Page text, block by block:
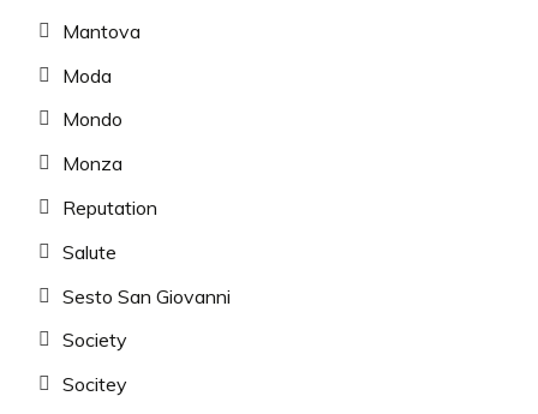
Mantova
Moda
Mondo
Monza
Reputation
Salute
Sesto San Giovanni
Society
Socitey